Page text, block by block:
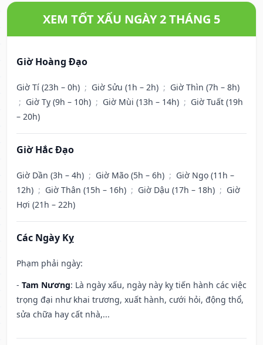
XEM TỐT XẤU NGÀY 2 THÁNG 5
Giờ Hoàng Đạo
Giờ Tí (23h – 0h) ; Giờ Sửu (1h – 2h) ; Giờ Thìn (7h – 8h)
; Giờ Tỵ (9h – 10h) ; Giờ Mùi (13h – 14h) ; Giờ Tuất (19h
– 20h)
Giờ Hắc Đạo
Giờ Dần (3h – 4h) ; Giờ Mão (5h – 6h) ; Giờ Ngọ (11h –
12h) ; Giờ Thân (15h – 16h) ; Giờ Dậu (17h – 18h) ; Giờ
Hợi (21h – 22h)
Các Ngày Kỵ
Phạm phải ngày:
- Tam Nương: Là ngày xấu, ngày này kỵ tiến hành các việc
trọng đại như khai trương, xuất hành, cưới hỏi, động thổ,
sửa chữa hay cất nhà,...